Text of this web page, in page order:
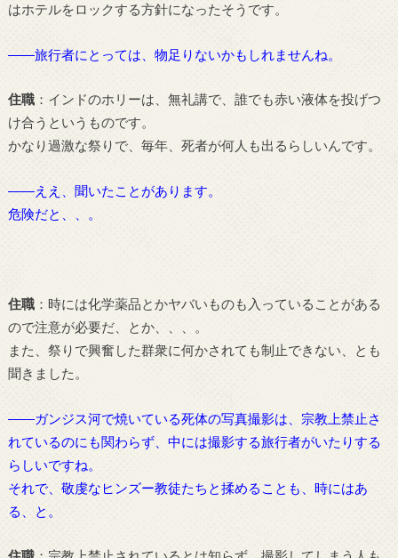
はホテルをロックする方針になったそうです。
――旅行者にとっては、物足りないかもしれませんね。
住職：インドのホリーは、無礼講で、誰でも赤い液体を投げつ
け合うというものです。
かなり過激な祭りで、毎年、死者が何人も出るらしいんです。
――ええ、聞いたことがあります。
危険だと、、。
住職：時には化学薬品とかヤバいものも入っていることがある
ので注意が必要だ、とか、、、。
また、祭りで興奮した群衆に何かされても制止できない、とも
聞きました。
――ガンジス河で焼いている死体の写真撮影は、宗教上禁止さ
れているのにも関わらず、中には撮影する旅行者がいたりする
らしいですね。
それで、敬虔なヒンズー教徒たちと揉めることも、時にはあ
る、と。